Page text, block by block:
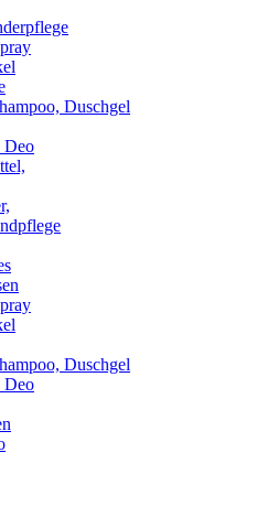
Duschgel
Deo
Duschgel
Deo